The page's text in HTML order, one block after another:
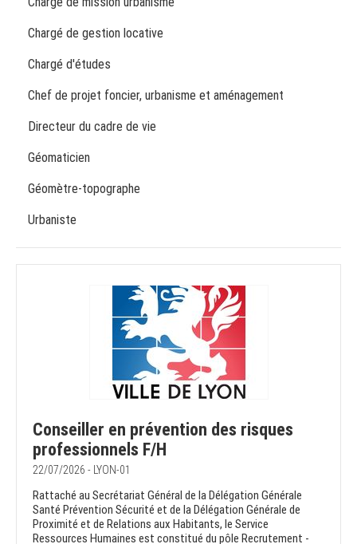
Chargé de gestion locative
Chargé d'études
Chef de projet foncier, urbanisme et aménagement
Directeur du cadre de vie
Géomaticien
Géomètre-topographe
Urbaniste
Conseiller en prévention des risques
professionnels F/H
22/07/2026 - LYON-01
Rattaché au Secrétariat Général de la Délégation Générale
Santé Prévention Sécurité et de la Délégation Générale de
Proximité et de Relations aux Habitants, le Service
Ressources Humaines est constitué du pôle Recrutement -